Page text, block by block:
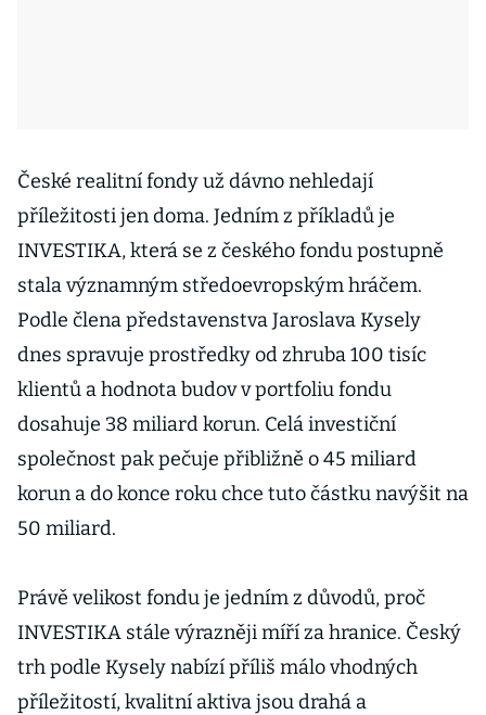
České realitní fondy už dávno nehledají
příležitosti jen doma. Jedním z příkladů je
INVESTIKA, která se z českého fondu postupně
stala významným středoevropským hráčem.
Podle člena představenstva Jaroslava Kysely
dnes spravuje prostředky od zhruba 100 tisíc
klientů a hodnota budov v portfoliu fondu
dosahuje 38 miliard korun. Celá investiční
společnost pak pečuje přibližně o 45 miliard
korun a do konce roku chce tuto částku navýšit na
50 miliard.
Právě velikost fondu je jedním z důvodů, proč
INVESTIKA stále výrazněji míří za hranice. Český
trh podle Kysely nabízí příliš málo vhodných
příležitostí, kvalitní aktiva jsou drahá a